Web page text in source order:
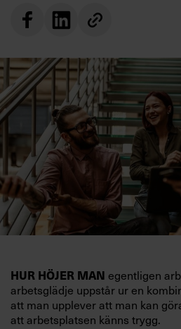
HUR HÖJER MAN egentligen
arbetsglädje uppstår ur en
att man upplever att man kan
att arbetsplatsen känns trygg.